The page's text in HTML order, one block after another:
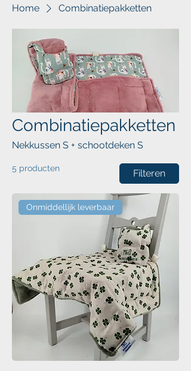
Home Combinatiepakketten
Combinatiepakketten
Nekkussen S + schootdeken S
5 producten Filteren
Onmiddellijk leverbaar